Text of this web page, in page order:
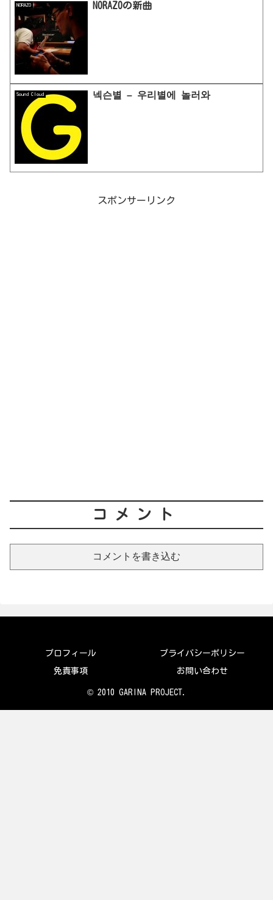
NORAZO NORAZOの新曲
Sound Cloud 넥슨별 – 우리별에 놀러와
スポンサーリンク
コメント
コメントを書き込む
プロフィール プライバシーポリシー
免責事項 お問い合わせ
© 2010 GARINA PROJECT.